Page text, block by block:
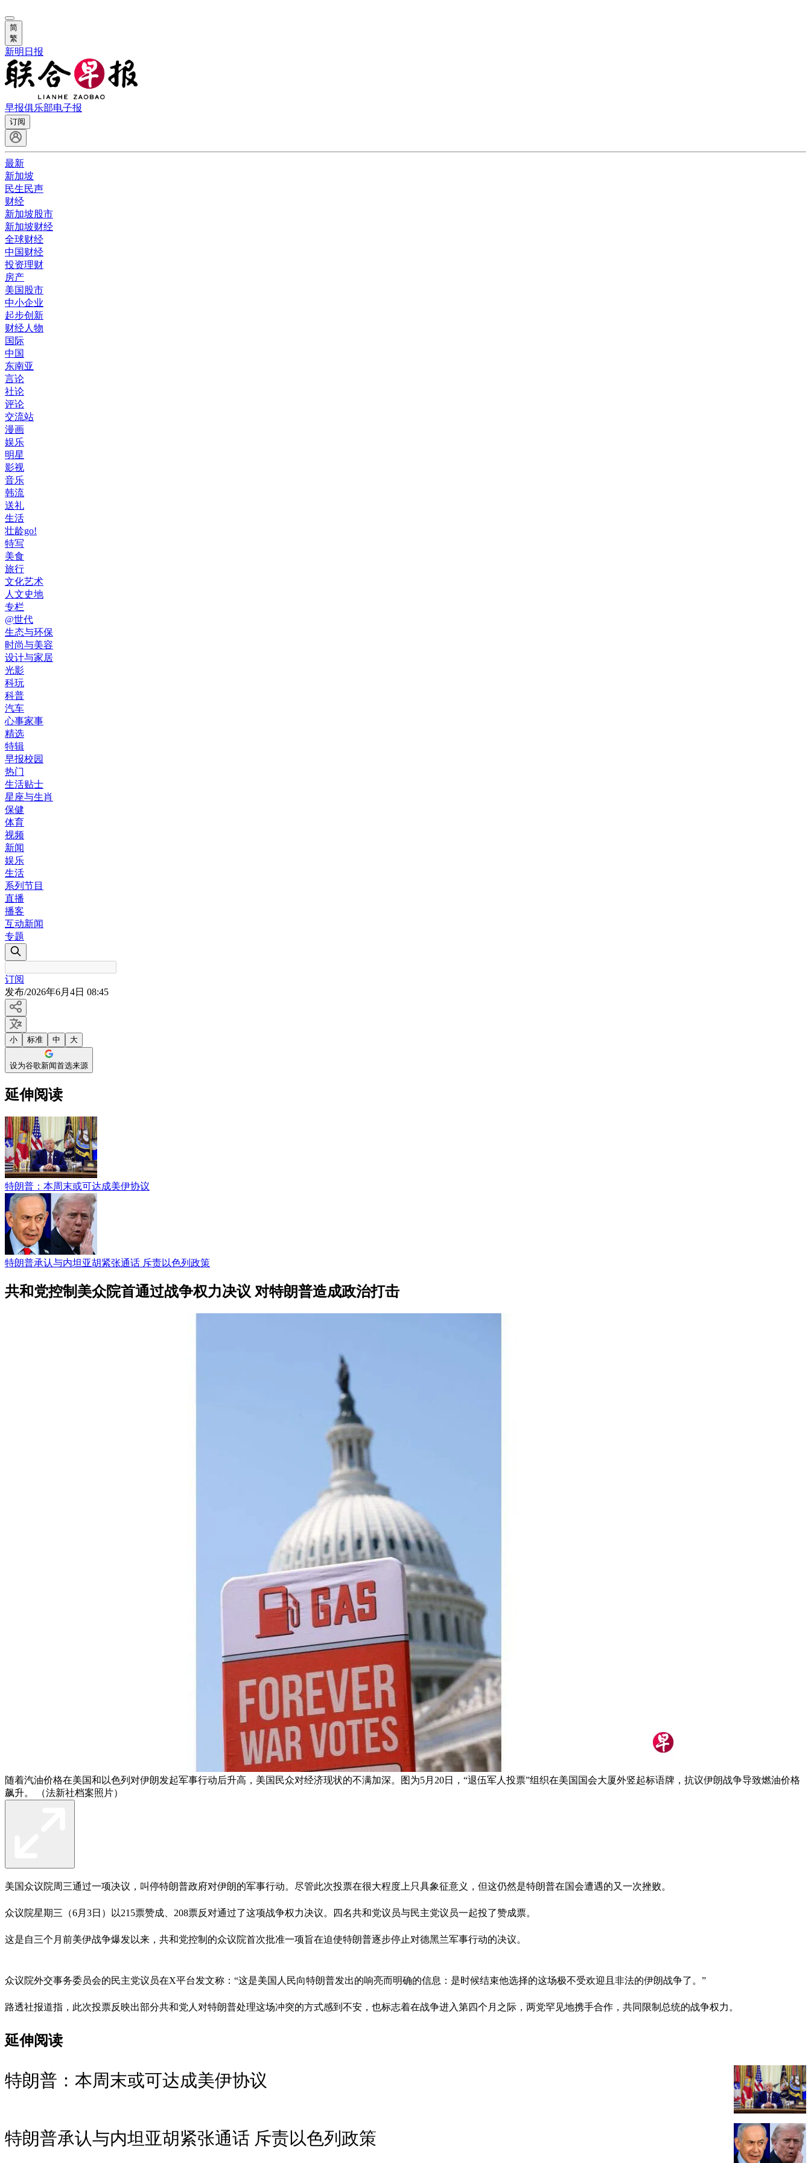
简
繁
新明日报
早报俱乐部电子报
订阅
最新
新加坡
民生民声
财经
新加坡股市
新加坡财经
全球财经
中国财经
投资理财
房产
美国股市
中小企业
起步创新
财经人物
国际
中国
东南亚
言论
社论
评论
交流站
漫画
娱乐
明星
影视
音乐
韩流
送礼
生活
壮龄go!
特写
美食
旅行
文化艺术
人文史地
专栏
@世代
生态与环保
时尚与美容
设计与家居
光影
科玩
科普
汽车
心事家事
精选
特辑
早报校园
热门
生活贴士
星座与生肖
保健
体育
视频
新闻
娱乐
生活
系列节目
直播
播客
互动新闻
专题
订阅
发布/2026年6月4日 08:45
小 标准 中 大
设为谷歌新闻首选来源
延伸阅读
特朗普：本周末或可达成美伊协议
特朗普承认与内坦亚胡紧张通话 斥责以色列政策
共和党控制美众院首通过战争权力决议 对特朗普造成政治打击
随着汽油价格在美国和以色列对伊朗发起军事行动后升高，美国民众对经济现状的不满加深。图为5月20日，“退伍军人投票”组织在美国国会大厦外竖起标语牌，抗议伊朗战争导致燃油价格
飙升。 （法新社档案照片）
美国众议院周三通过一项决议，叫停特朗普政府对伊朗的军事行动。尽管此次投票在很大程度上只具象征意义，但这仍然是特朗普在国会遭遇的又一次挫败。
众议院星期三（6月3日）以215票赞成、208票反对通过了这项战争权力决议。四名共和党议员与民主党议员一起投了赞成票。
这是自三个月前美伊战争爆发以来，共和党控制的众议院首次批准一项旨在迫使特朗普逐步停止对德黑兰军事行动的决议。
众议院外交事务委员会的民主党议员在X平台发文称：“这是美国人民向特朗普发出的响亮而明确的信息：是时候结束他选择的这场极不受欢迎且非法的伊朗战争了。”
路透社报道指，此次投票反映出部分共和党人对特朗普处理这场冲突的方式感到不安，也标志着在战争进入第四个月之际，两党罕见地携手合作，共同限制总统的战争权力。
延伸阅读
特朗普：本周末或可达成美伊协议
特朗普承认与内坦亚胡紧张通话 斥责以色列政策